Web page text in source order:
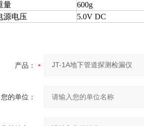
量
600g
源电压
5.0V DC
产品：
您的单位：